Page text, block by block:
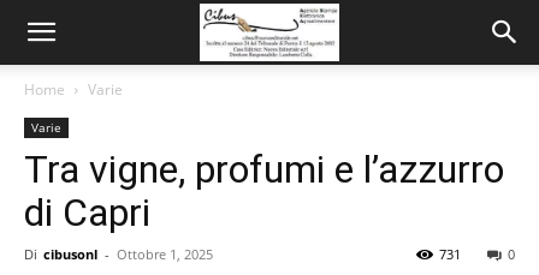
Home Varie
Varie
Tra vigne, profumi e l’azzurro
di Capri
Di cibusonl - Ottobre 1, 2025 0
731